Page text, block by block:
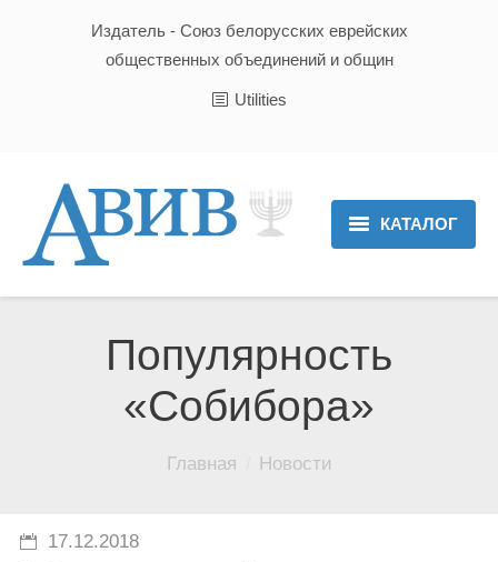
Издатель - Союз белорусских еврейских
общественных объединений и общин
Utilities
КАТАЛОГ
Культура и Традиции
Популярность
«Собибора»
Главная Новости
17.12.2018